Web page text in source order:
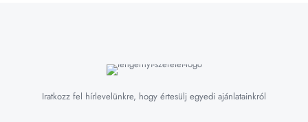
Iratkozz fel hírlevelünkre, hogy értesülj egyedi ajánlatainkról